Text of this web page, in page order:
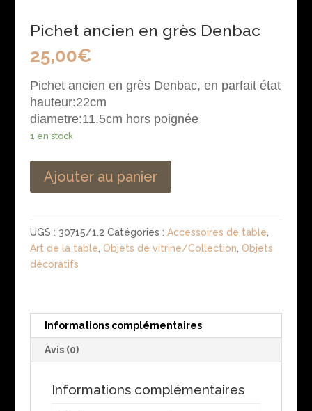
Pichet ancien en grès Denbac
25,00€
Pichet ancien en grès Denbac, en parfait état
hauteur:22cm
diametre:11.5cm hors poignée
1 en stock
Ajouter au panier
UGS : 30715/1.2 Catégories : Accessoires de table
Art de la table Objets de vitrine/Collection Objets
décoratifs
Informations complémentaires
Avis (0)
Informations complémentaires